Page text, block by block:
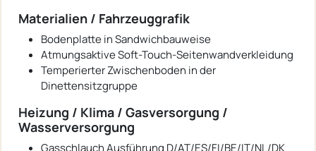
Materialien / Fahrzeuggrafik
Bodenplatte in Sandwichbauweise
Atmungsaktive Soft-Touch-Seitenwandverkleidung
Temperierter Zwischenboden in der
Dinettensitzgruppe
Heizung / Klima / Gasversorgung /
Wasserversorgung
Gasschlauch Ausführung D/AT/ES/FI/BE/IT/NL/DK